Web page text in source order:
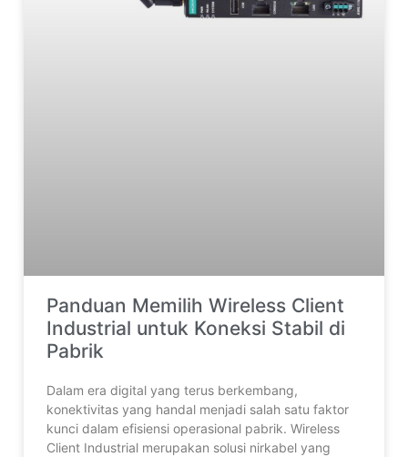
Panduan Memilih Wireless Client
Industrial untuk Koneksi Stabil di
Pabrik
Dalam era digital yang terus berkembang,
konektivitas yang handal menjadi salah satu faktor
kunci dalam efisiensi operasional pabrik. Wireless
Client Industrial merupakan solusi nirkabel yang